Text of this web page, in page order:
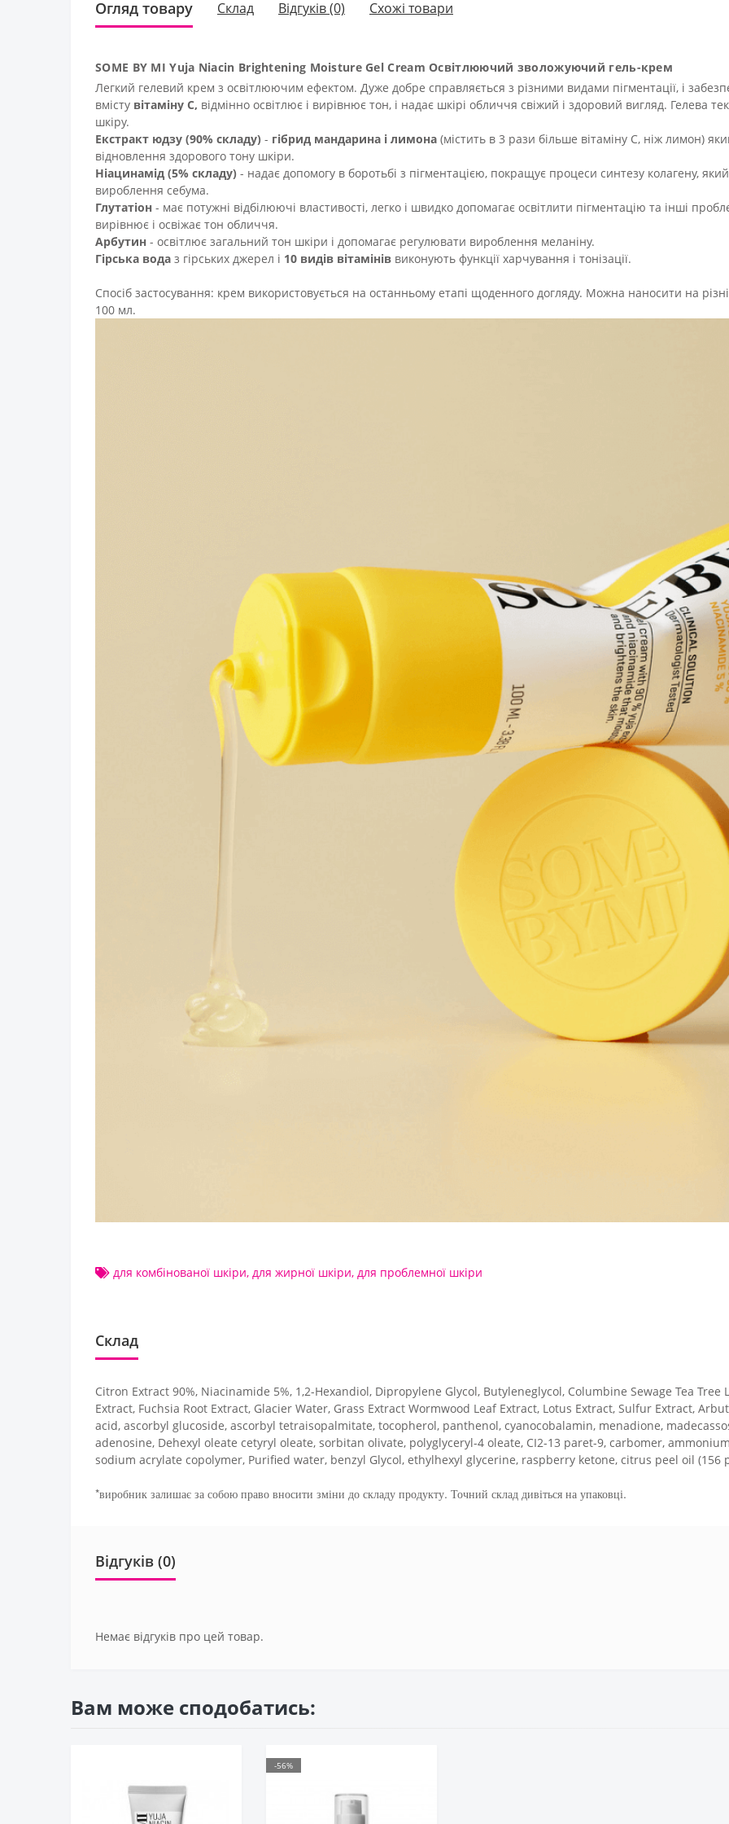
Огляд товару Склад Відгуків (0) Схожі товари
SOME BY MI Yuja Niacin Brightening Moisture Gel Cream Освітлюючий зволожуючий гель-крем
Легкий гелевий крем з освітлюючим ефектом. Дуже добре справляється з різними видами пігментації, і
вмісту вітаміну С, відмінно освітлює і вирівнює тон, і надає шкірі обличчя свіжий і здоровий вигляд. Гелева
шкіру.
Екстракт юдзу (90% складу) - гібрид мандарина і лимона (містить в 3 рази більше вітаміну С, ніж лимон)
відновлення здорового тону шкіри.
Ніацинамід (5% складу) - надає допомогу в боротьбі з пігментацією, покращує процеси синтезу колагену,
вироблення себума.
Глутатіон - має потужні відбілюючі властивості, легко і швидко допомагає освітлити пігментацію та інші
вирівнює і освіжає тон обличчя.
Арбутин - освітлює загальний тон шкіри і допомагає регулювати вироблення меланіну.
Гірська вода з гірських джерел і 10 видів вітамінів виконують функції харчування і тонізації.
Спосіб застосування: крем використовується на останньому етапі щоденного догляду. Можна наносити на різні
100 мл.
для комбінованої шкіри, для жирної шкіри, для проблемної шкіри
Склад
Citron Extract 90%, Niacinamide 5%, 1,2-Hexandiol, Dipropylene Glycol, Butyleneglycol, Columbine Sewage Tea
Extract, Fuchsia Root Extract, Glacier Water, Grass Extract Wormwood Leaf Extract, Lotus Extract, Sulfur Extract,
acid, ascorbyl glucoside, ascorbyl tetraisopalmitate, tocopherol, panthenol, cyanocobalamin, menadione,
adenosine, Dehexyl oleate cetyryl oleate, sorbitan olivate, polyglyceryl-4 oleate, CI2-13 paret-9, carbomer,
sodium acrylate copolymer, Purified water, benzyl Glycol, ethylhexyl glycerine, raspberry ketone, citrus peel oil
*виробник залишає за собою право вносити зміни до складу продукту. Точний склад дивіться на упаковці.
Відгуків (0)
Немає відгуків про цей товар.
Вам може сподобатись:
-56%